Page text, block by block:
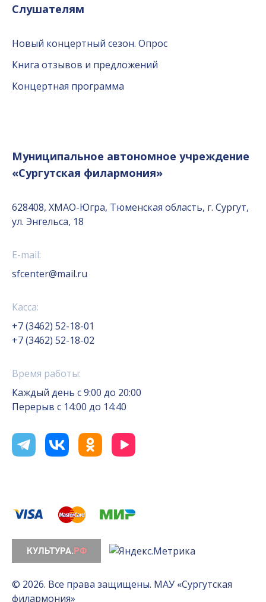
Слушателям
Новый концертный сезон. Опрос
Книга отзывов и предложений
Концертная программа
Муниципальное автономное учреждение
«Сургутская филармония»
628408, ХМАО-Югра, Тюменская область, г. Сургут,
ул. Энгельса, 18
E-mail:
sfcenter@mail.ru
Касса:
+7 (3462) 52-18-01
+7 (3462) 52-18-02
Время работы:
Каждый день с 9:00 до 20:00
Перерыв с 14:00 до 14:40
© 2026. Все права защищены. МАУ «Сургутская
филармония»